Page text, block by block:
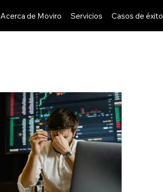
Acerca de Moviro Servicios Casos de éxito